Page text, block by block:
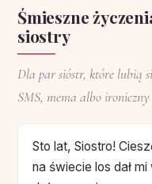
Śmieszne
siostry
Dla par sióstr, które lubią
SMS, mema albo
Sto lat, Siostro!
na świecie los dał